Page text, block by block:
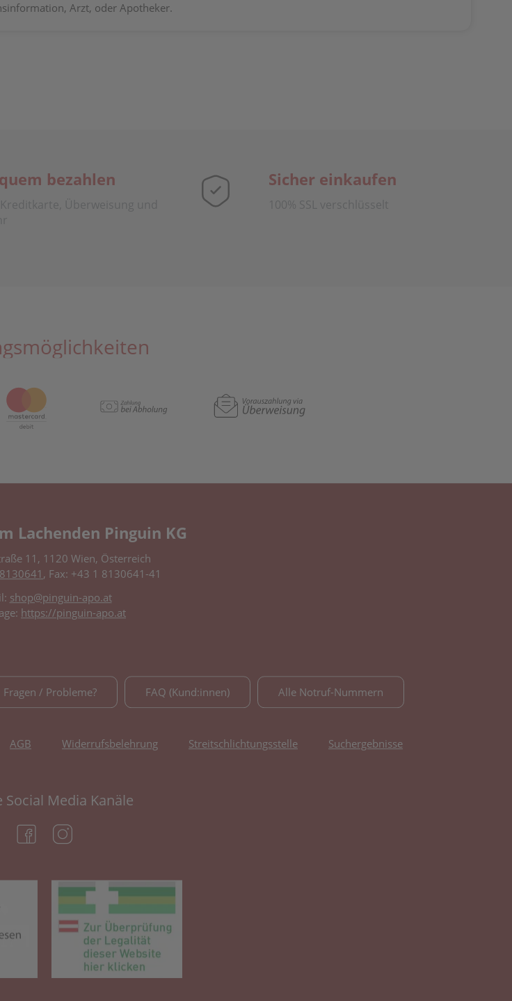
Arzt, oder Apotheker.
bezahlen
Überweisung und
Sicher einkaufen
100% SSL verschlüsselt
Lachenden Pinguin KG
11, 1120 Wien, Österreich
, Fax: +43 1 8130641-41
shop@pinguin-apo.at
https://pinguin-apo.at
Fragen / Probleme? FAQ (Kund:innen) Alle Notruf-Nummern
AGB Widerrufsbelehrung Streitschlichtungsstelle Suchergebnisse
Social Media Kanäle
(öffnet in neuem Tab)
(öffnet in neuem Tab)